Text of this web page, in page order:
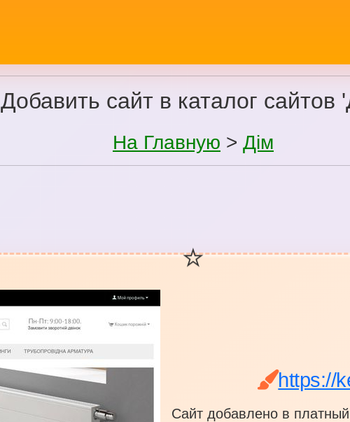
Добавить сайт в каталог сайтов
На Главную > Дім
https://
Сайт добавлено в